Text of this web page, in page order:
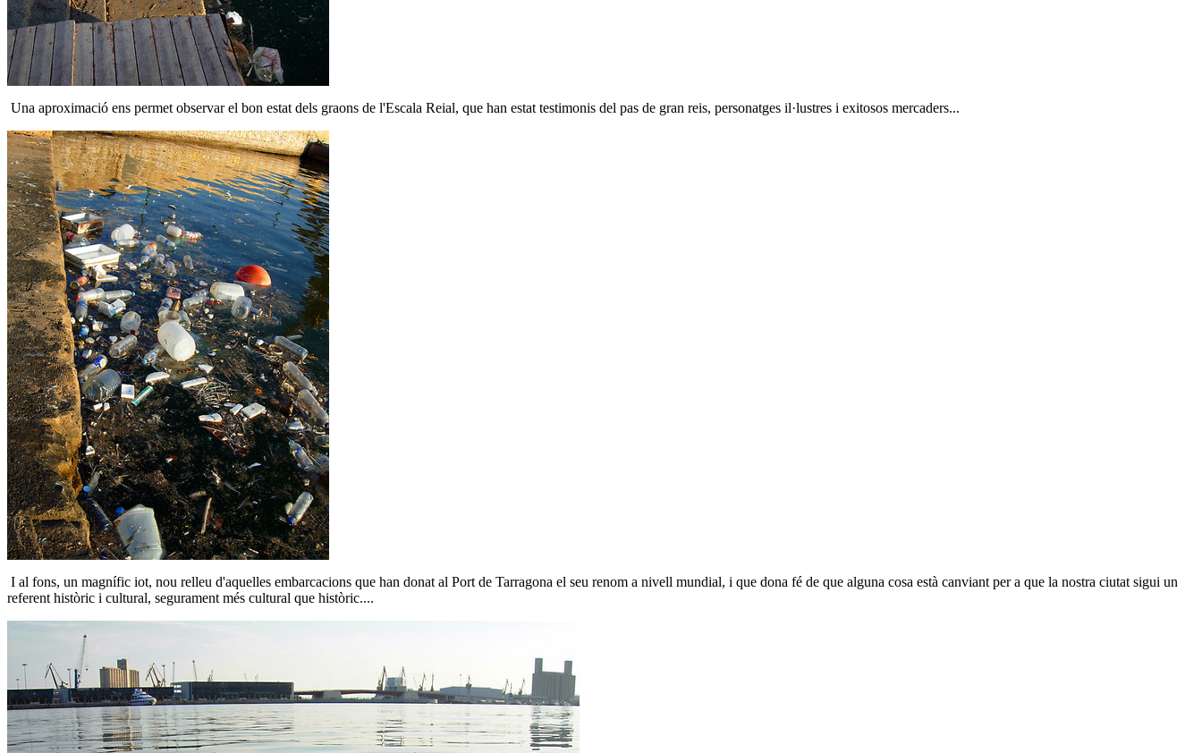
Una aproximació ens permet observar el bon estat dels graons de l'Escala Reial, que han estat testimonis del pas de gran reis, personatges il·lustres i exitosos mercaders...
I al fons, un magnífic iot, nou relleu d'aquelles embarcacions que han donat al Port de Tarragona el seu renom a nivell mundial, i que dona fé de que alguna cosa està canviant per a que la nostra ciutat sigui un
referent històric i cultural, segurament més cultural que històric....